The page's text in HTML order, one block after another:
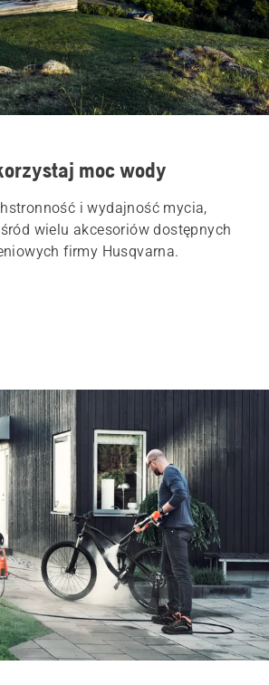
moc wody
i wydajność mycia,
wielu akcesoriów dostępnych
firmy Husqvarna.